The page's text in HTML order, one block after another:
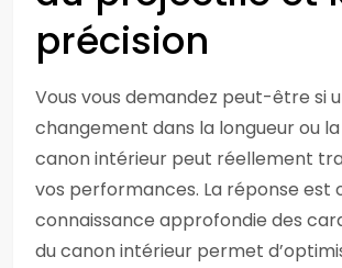
précision
Vous vous demandez peut-être si
changement dans la longueur ou
canon intérieur peut réellement
vos performances. La réponse est
connaissance approfondie des
du canon intérieur permet